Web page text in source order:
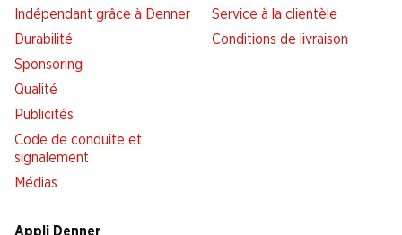
Indépendant grâce à Denner
Durabilité
Sponsoring
Qualité
Publicités
Code de conduite et
signalement
Médias
Service à la clientèle
Conditions de livraison
Appli Denner